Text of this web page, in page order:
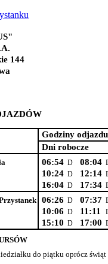
144
Godziny odjazdu
Dni robocze
06:54 D 08:04
10:24 D 12:14
16:04 D 17:34
06:26 D 07:37
10:06 D 11:11
15:10 D 17:00
do piątku oprócz świąt